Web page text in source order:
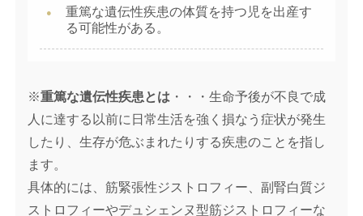
重篤な遺伝性疾患の体質を持つ児を出産す
る可能性がある。
※重篤な遺伝性疾患とは ・・・生命予後が不良で成
人に達する以前に日常生活を強く損なう症状が発生
したり、生存が危ぶまれたりする疾患のことを指し
ます。
具体的には、筋緊張性ジストロフィー、副腎白質ジ
ストロフィーやデュシェンヌ型筋ジストロフィーな